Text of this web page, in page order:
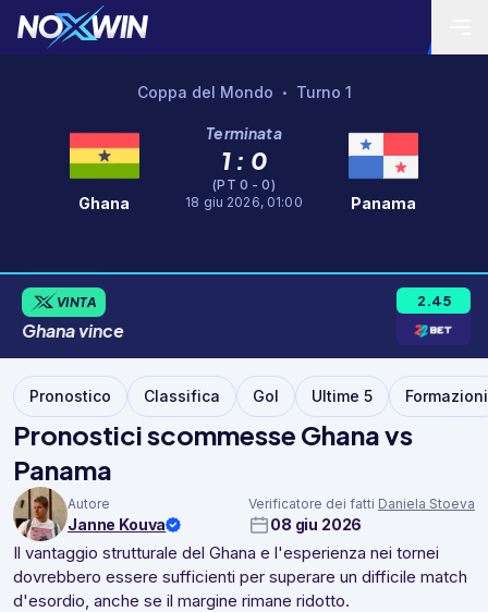
Coppa del Mondo • Turno 1
Ghana
Terminata
1 : 0
(PT 0 - 0)
18 giu 2026, 01:00
Panama
VINTA
Ghanavince
2.45
Pronostico Classifica Gol Ultime 5 Formazioni
Pronostici scommesse Ghana vs
Panama
Autore
Janne Kouva
Verificatore dei fatti Daniela Stoeva
08 giu 2026
Il vantaggio strutturale del Ghana e l'esperienza nei tornei
dovrebbero essere sufficienti per superare un difficile match
d'esordio, anche se il margine rimane ridotto.